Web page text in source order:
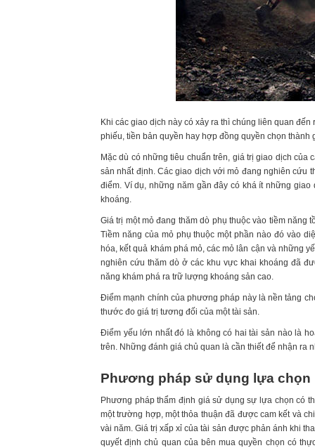
Khi các giao dịch này có xảy ra thì chúng liên quan
phiếu, tiền bản quyền hay hợp đồng quyền chọn
Mặc dù có những tiêu chuẩn trên, giá trị giao dịch
sản nhất định. Các giao dịch với mỏ đang nghiên cứu
điểm. Ví dụ, những năm gần đây có khá ít những
khoáng.
Giá trị một mỏ đang thăm dò phụ thuộc vào tiềm năng
Tiềm năng của mỏ phụ thuộc một phần nào đó vào
hóa, kết quả khám phá mỏ, các mỏ lân cận và những
nghiên cứu thăm dò ở các khu vực khai khoáng đã
năng khám phá ra trữ lượng khoáng sản cao.
Điểm mạnh chính của phương pháp này là nền tảng
thước đo giá trị tương đối của một tài sản.
Điểm yếu lớn nhất đó là không có hai tài sản nào là
trên. Những đánh giá chủ quan là cần thiết để nhận ra
Phương pháp sử dụng lựa chọn
Phương pháp thẩm định giá sử dụng sự lựa chọn có
một trường hợp, một thỏa thuận đã được cam kết và
vài năm. Giá trị xấp xỉ của tài sản được phản ánh khi
quyết định chủ quan của bên mua quyền chọn có